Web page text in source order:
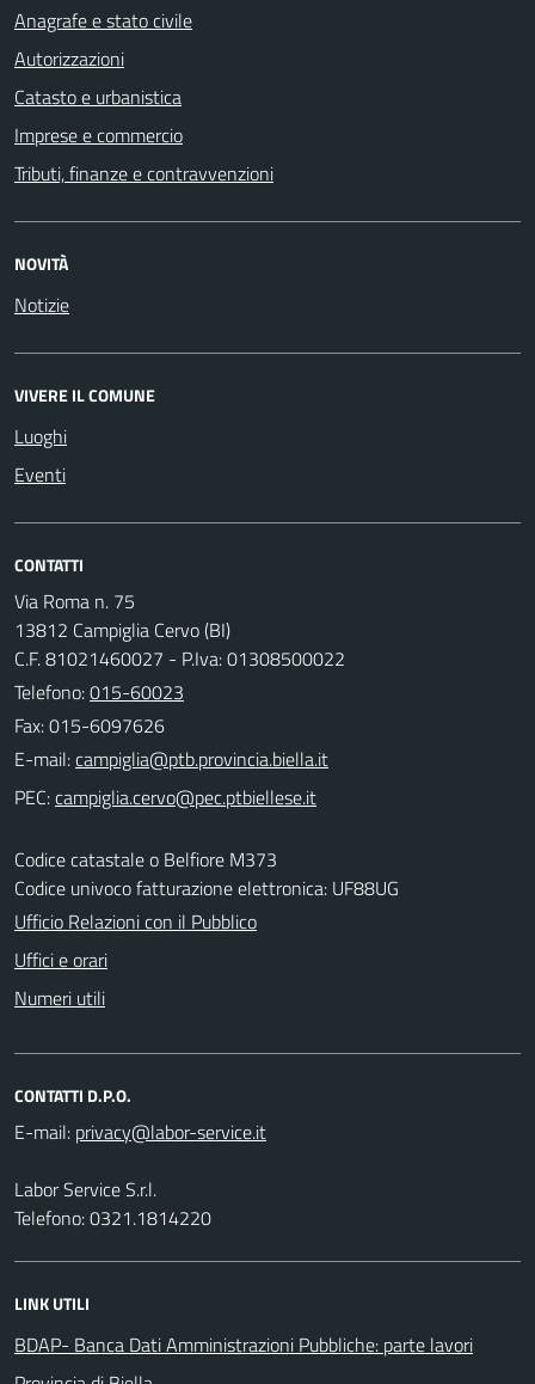
Anagrafe e stato civile
Autorizzazioni
Catasto e urbanistica
Imprese e commercio
Tributi, finanze e contravvenzioni
NOVITÀ
Notizie
VIVERE IL COMUNE
Luoghi
Eventi
CONTATTI
Via Roma n. 75
13812 Campiglia Cervo (BI)
C.F. 81021460027 - P.Iva: 01308500022
Telefono:015-60023
Fax: 015-6097626
E-mail:
PEC:
Codice catastale o Belfiore M373
Codice univoco fatturazione elettronica: UF88UG
Ufficio Relazioni con il Pubblico
Uffici e orari
Numeri utili
CONTATTI D.P.O.
E-mail:
Labor Service S.r.l.
Telefono: 0321.1814220
LINK UTILI
BDAP- Banca Dati Amministrazioni Pubbliche: parte lavori